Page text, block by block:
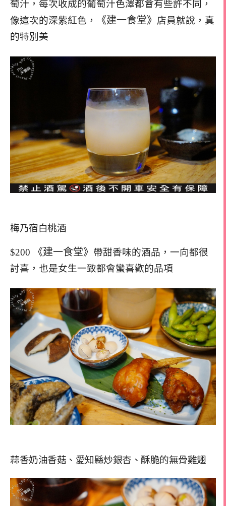
萄汁，每次收成的葡萄汁色澤都會有些許不同，
像這次的深紫紅色，
《建一食堂》 店員就說，真
的特別美
梅乃宿白桃酒
$200 《建一食堂》 帶甜香味的酒品，一向都很
討喜，也是女生一致都會蠻喜歡的品項
蒜香奶油香菇、愛知縣炒銀杏、酥脆的無骨雞翅